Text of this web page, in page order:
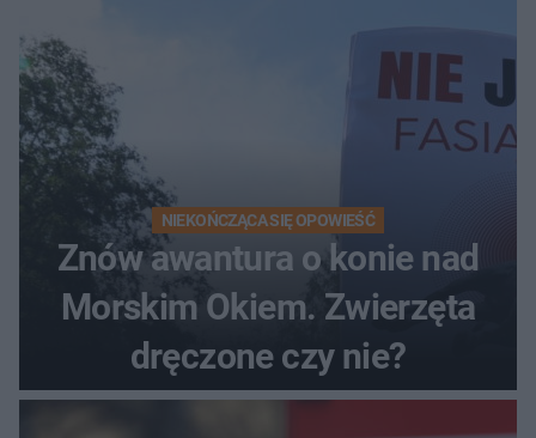
NIEKOŃCZĄCA SIĘ OPOWIEŚĆ
Znów awantura o konie nad
Morskim Okiem. Zwierzęta
dręczone czy nie?